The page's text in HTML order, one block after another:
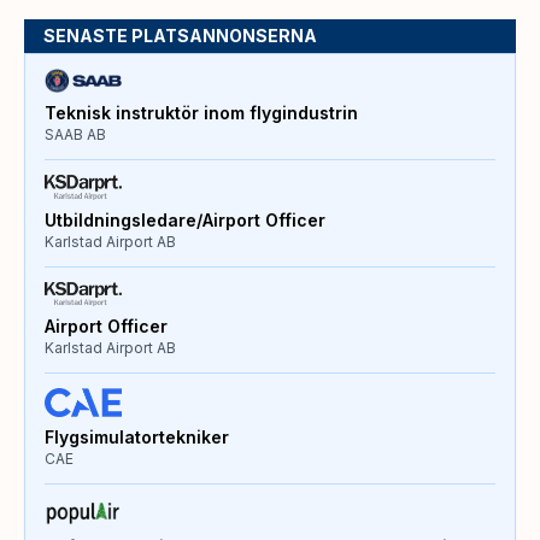
SENASTE PLATSANNONSERNA
Teknisk instruktör inom flygindustrin
SAAB AB
Utbildningsledare/Airport Officer
Karlstad Airport AB
Airport Officer
Karlstad Airport AB
Flygsimulatortekniker
CAE